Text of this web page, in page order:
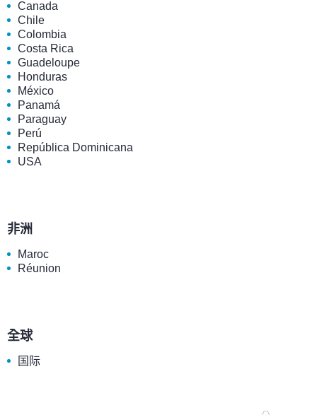
Canada
Chile
Colombia
Costa Rica
Guadeloupe
Honduras
México
Panamá
Paraguay
Perú
República Dominicana
USA
非洲
Maroc
Réunion
全球
国际